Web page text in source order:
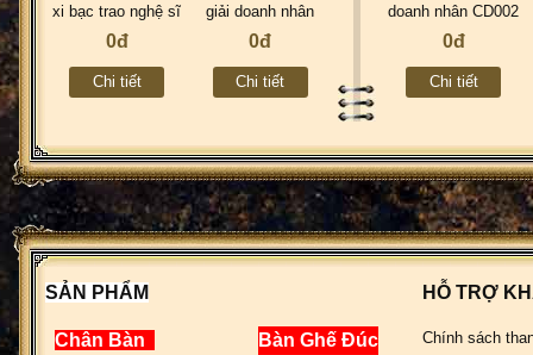
xi bạc trao nghệ sĩ
nổi tiếng đạt danh
CD005
0đ
Chi tiết
giải doanh nhân
đất việt CD003
0đ
Chi tiết
doanh nhân CD002
0đ
Chi tiết
SẢN PHẨM
Chân Bàn Bàn Ghế Đúc
HỖ TRỢ
Chính sách